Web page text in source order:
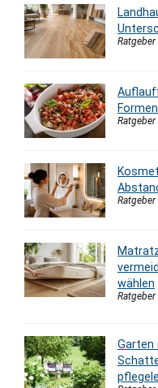
Ratgeber
Ratgeber
Ratgeber
wählen
Ratgeber
Garten